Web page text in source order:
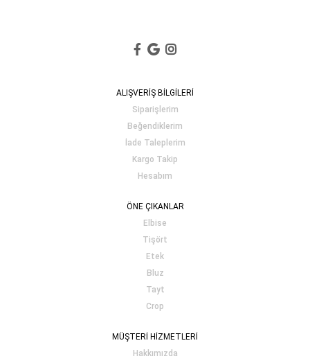
ALIŞVERİŞ BİLGİLERİ
Siparişlerim
Beğendiklerim
İade Taleplerim
Kargo Takip
Hesabım
ÖNE ÇIKANLAR
Elbise
Tişört
Etek
Bluz
Tayt
Crop
MÜŞTERİ HİZMETLERİ
Hakkımızda